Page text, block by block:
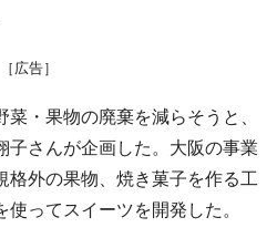
［広告］
・果物の廃棄を減らそうと、
子さんが企画した。大阪の事業
格外の果物、焼き菓子を作る工
ってスイーツを開発した。